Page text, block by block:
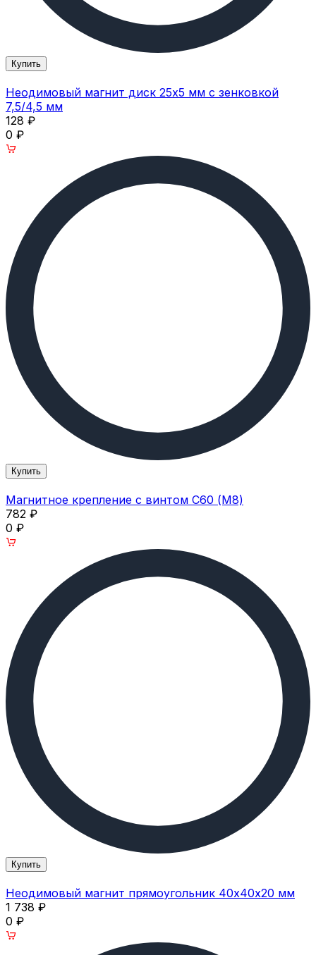
Купить
Неодимовый магнит диск 25х5 мм с зенковкой
7,5/4,5 мм
128 ₽
0 ₽
Купить
Магнитное крепление с винтом С60 (M8)
782 ₽
0 ₽
Купить
Неодимовый магнит прямоугольник 40х40х20 мм
1 738 ₽
0 ₽